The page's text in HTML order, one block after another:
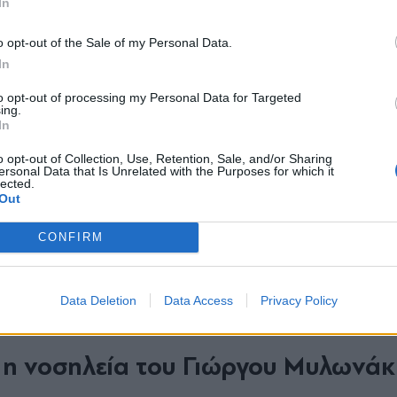
opt-out of the Sale of my Personal Data.
opt-out of processing my Personal Data for Targeted
opt-out of Collection, Use, Retention, Sale, and/or Sharing
Data that Is Unrelated with the Purposes for which it
CONFIRM
Data Deletion Data Access Privacy Policy
ιατρικό ανακοινωθέν που
παρά τω πρωθυπουργώ
στη ΜΕΘ του νοσοκομείου
Μυλωνάκης συνεχίζει να βρίσκεται
αναφέρει το νέο ιατρικό ανακοινωθέν.
η νοσηλεία του Γιώργου
Αποδέχομαι τουςόρους χρήσης